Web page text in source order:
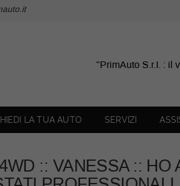
"PrimAuto S.r.I. : il
LA TUA AUTO SERVIZI
:: VANESSA :: HO